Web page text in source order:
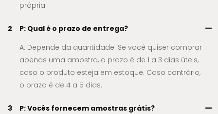
própria.
2
P: Qual é o prazo de entrega?
A: Depende da quantidade. Se você quiser comprar
apenas uma amostra, o prazo é de 1 a 3 dias úteis,
caso o produto esteja em estoque. Caso contrário,
o prazo é de 4 a 5 dias.
3
P: Vocês fornecem amostras grátis?